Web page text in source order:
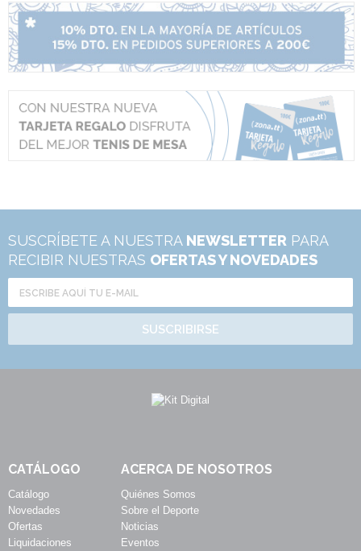
SUSCRÍBETE A NUESTRA NEWSLETTER PARA
RECIBIR NUESTRAS OFERTAS Y NOVEDADES
SUSCRIBIRSE
CATÁLOGO
Catálogo
Novedades
Ofertas
Liquidaciones
ACERCA DE NOSOTROS
Quiénes Somos
Sobre el Deporte
Noticias
Eventos